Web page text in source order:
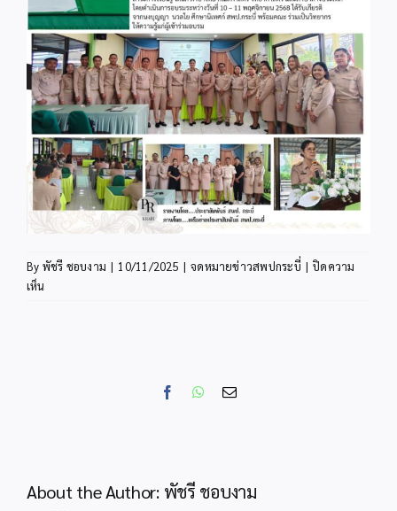
By พัชรี ชอบงาม | 10/11/2025 | จดหมายข่าวสพปกระบี่ | ปิดความ
เห็น
FacebookWhatsApp
Email
About the Author: พัชรี ชอบงาม